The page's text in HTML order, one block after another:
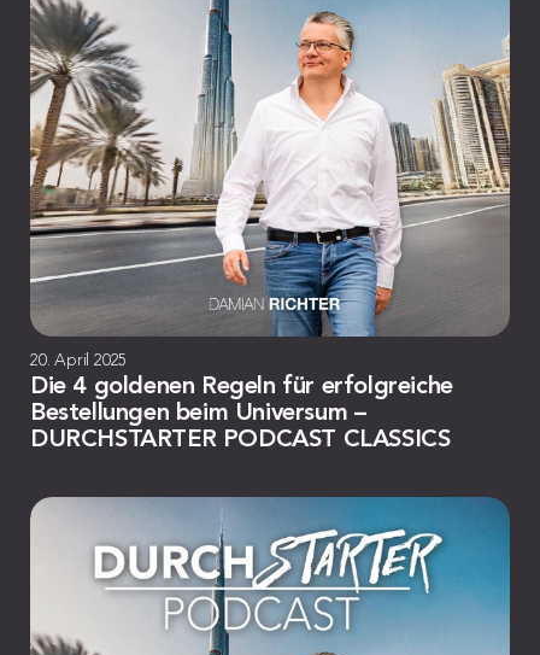
20. April 2025
Die 4 goldenen Regeln für erfolgreiche
Bestellungen beim Universum –
DURCHSTARTER PODCAST CLASSICS